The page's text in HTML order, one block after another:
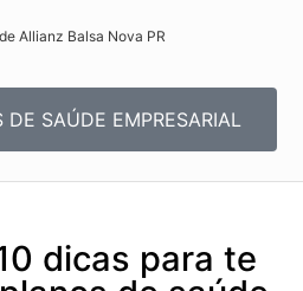
Allianz Balsa Nova PR​
DE SAÚDE EMPRESARIAL
dicas para te